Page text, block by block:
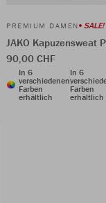
PREMIUM DAMEN SALE!
JAKO Kapuzensweat
90,00 CHF
In 6
verschiedenen
Farben
erhältlich
In 6
Farben
erhältlich